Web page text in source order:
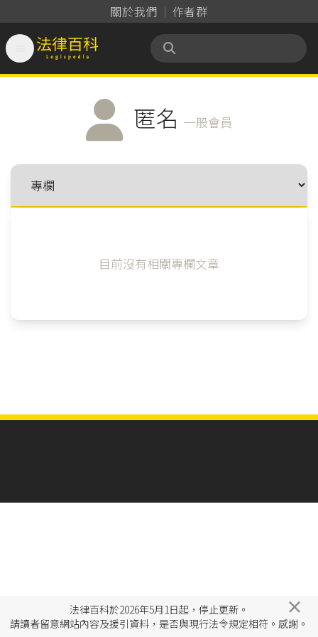
關於我們 作者群
法律百科 Legispedia
匿名 一般會員
目前沒有相關專欄文章
法律百科於2026年5月1日起，停止更新。
請讀者留意網站內容及援引資料，是否與現行法令規定相符。感謝。
×